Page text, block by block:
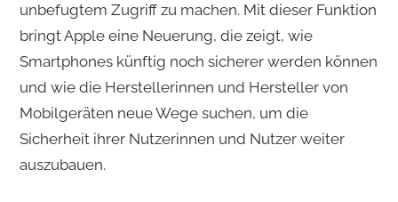
unbefugtem Zugriff zu machen. Mit dieser Funktion
bringt Apple eine Neuerung, die zeigt, wie
Smartphones künftig noch sicherer werden können
und wie die Herstellerinnen und Hersteller von
Mobilgeräten neue Wege suchen, um die
Sicherheit ihrer Nutzerinnen und Nutzer weiter
auszubauen.